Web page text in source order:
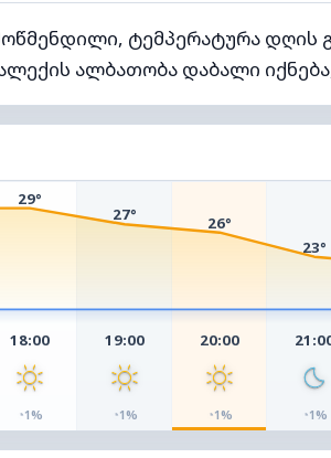
ტემპერატურა დღის
ალბათობა დაბალი
29°
18:00
◔1%
27°
19:00
◔1%
26°
20:00
◔1%
23°
◔1%